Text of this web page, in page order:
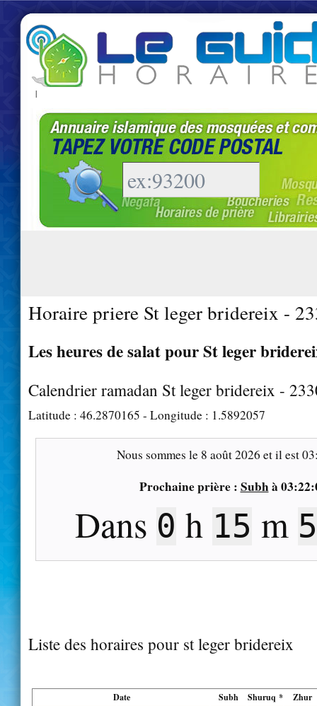
|
Horaire priere St leger bridereix -
Les heures de salat pour St leger
Calendrier ramadan St leger bridereix -
Latitude : 46.2870165 - Longitude : 1.5892057
Nous sommes le 8 août 2026 et il est
Prochaine prière : Subhà
Dans 0 h 15 m
Liste des horaires pour st leger bridereix
Date Subh Shuruq * Zhur